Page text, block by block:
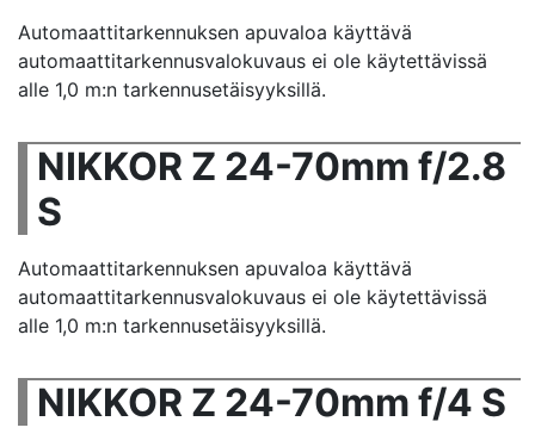
Automaattitarkennuksen apuvaloa käyttävä
automaattitarkennusvalokuvaus ei ole käytettävissä
alle 1,0 m:n tarkennusetäisyyksillä.
NIKKOR Z 24-70mm f/2.8
S
Automaattitarkennuksen apuvaloa käyttävä
automaattitarkennusvalokuvaus ei ole käytettävissä
alle 1,0 m:n tarkennusetäisyyksillä.
NIKKOR Z 24-70mm f/4 S